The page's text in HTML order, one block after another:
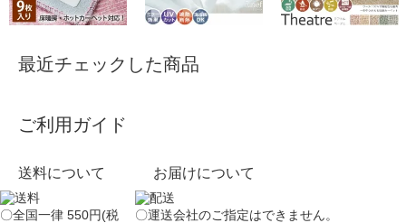
最近チェックした商品
ご利用ガイド
送料について
〇全国一律 550円(税
お届けについて
〇運送会社のご指定はできません。